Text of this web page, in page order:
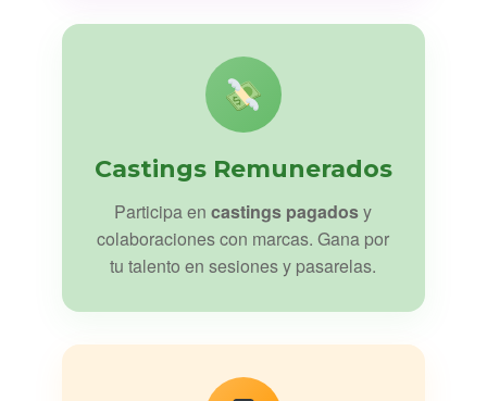
Castings Remunerados
Participa encastings pagadosy
colaboraciones con marcas. Gana por
tu talento en sesiones y pasarelas.